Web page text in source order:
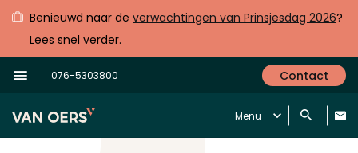
Benieuwd naar de verwachtingen van Prinsjesdag 2026?
Lees snel verder.
076-5303800 Contact
Menu